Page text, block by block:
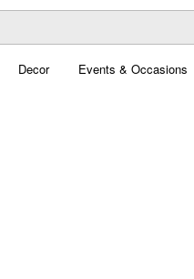
Decor Events & Occasions